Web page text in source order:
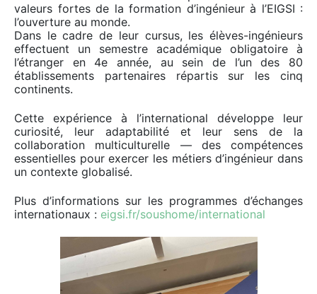
valeurs fortes de la formation d’ingénieur à l’EIGSI :
l’ouverture au monde.
Dans le cadre de leur cursus, les élèves-ingénieurs
effectuent un semestre académique obligatoire à
l’étranger en 4e année, au sein de l’un des 80
établissements partenaires répartis sur les cinq
continents.
Cette expérience à l’international développe leur
curiosité, leur adaptabilité et leur sens de la
collaboration multiculturelle — des compétences
essentielles pour exercer les métiers d’ingénieur dans
un contexte globalisé.
Plus d’informations sur les programmes d’échanges
internationaux : eigsi.fr/soushome/international